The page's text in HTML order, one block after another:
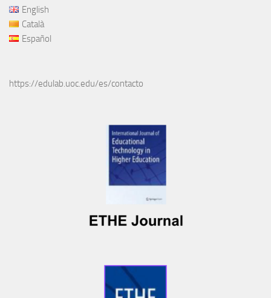
English
Català
Español
https://edulab.uoc.edu/es/contacto